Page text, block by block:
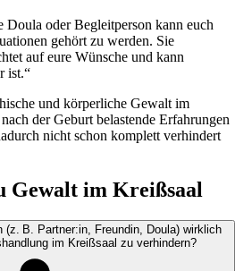
Doula oder Begleitperson kann euch
gehört zu werden. Sie
auf eure Wünsche und kann
ist.“
und körperliche Gewalt im
der Geburt belastende Erfahrungen
nicht schon komplett verhindert
Gewalt im Kreißsaal
(z. B. Partner:in, Freundin, Doula) wirklich
im Kreißsaal zu verhindern?